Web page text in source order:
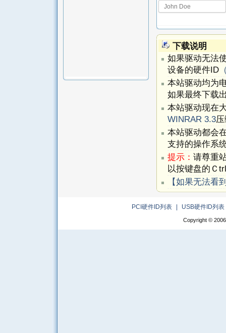
下载说明
如果驱动无法
设备的硬件ID
本站驱动均为
如果最终下载
本站驱动现在
WINRAR 3.3
本站驱动都会
支持的操作系
提示： 请尊重
以按键盘的Ｃ
【如果无法看
PCI硬件ID列表 USB硬件ID列表
Copyright ©